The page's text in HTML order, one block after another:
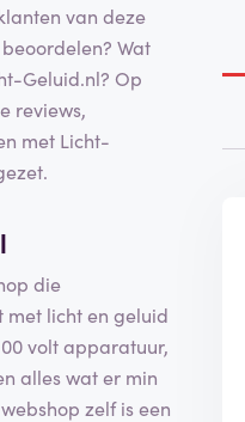
van deze
Wat
Geluid.nl? Op
reviews,
met Licht-
die
met licht en geluid
volt apparatuur,
alles wat er min
zelf is een